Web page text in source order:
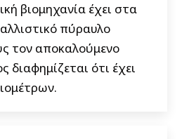
βιομηχανία έχει στα
πύραυλο
τον αποκαλούμενο
ότι έχει